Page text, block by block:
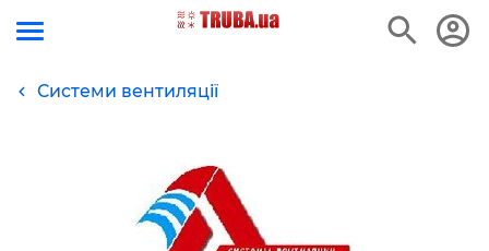
Системи вентиляції